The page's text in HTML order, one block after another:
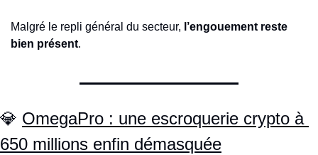
Malgré le repli général du secteur, l’engouement reste
bien présent.
💎 OmegaPro : une escroquerie crypto à
650 millions enfin démasquée